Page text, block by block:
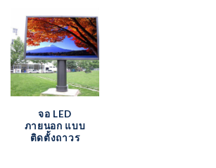
จอ LED
ภายนอก แบบ
ติดตั้งถาวร